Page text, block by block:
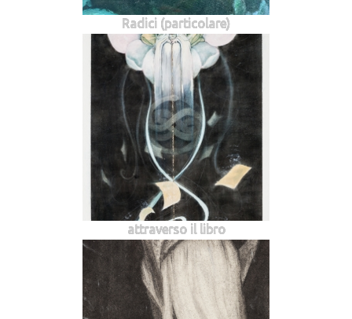
Radici (particolare)
attraverso il libro